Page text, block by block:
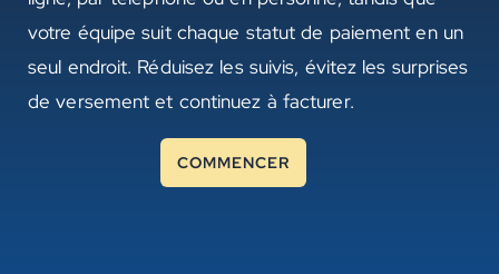
votre équipe suit chaque statut de paiement en un
seul endroit. Réduisez les suivis, évitez les surprises
de versement et continuez à facturer.
COMMENCER